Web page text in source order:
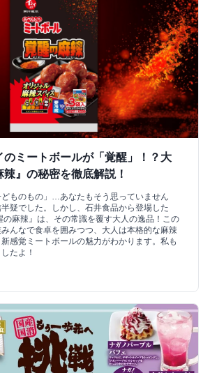
のミートボールが「覚醒」！？大
辣』の秘密を徹底解説！
どものもの」…あなたもそう思っていません
疑でした。しかし、石井食品から登場した
の麻辣』は、その常識を覆す大人の逸品！この
んなで食卓を囲みつつ、大人は本格的な麻辣
感覚ミートボールの魅力がわかります。私も
たよ！